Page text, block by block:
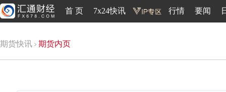
首 页 7x24快讯 行情 要闻
期货快讯 期货内页